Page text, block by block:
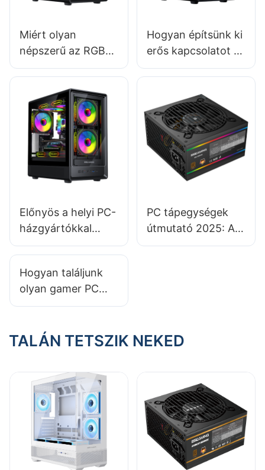
Miért olyan
népszerű az RGB
világítás a gamer
Hogyan építsünk ki
erős kapcsolatot a
gamer PC-ház
Előnyös a helyi PC-
házgyártókkal
együttműködni?
PC tápegységek
útmutató 2025: A
megfelelő
Hogyan találjunk
olyan gamer PC
házat, amibe nagy
beleférnek?
TALÁN TETSZIK NEKED